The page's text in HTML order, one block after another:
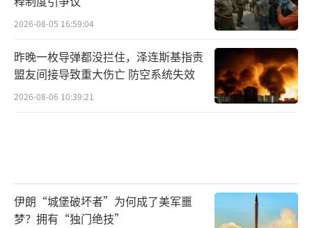
2026-08-05 16:59:04
昨晚一枚导弹都没拦住，泽连斯基指责
盟友间接导致重大伤亡 防空系统失效
2026-08-06 10:39:21
伊朗“城堡破坏者”为何成了美军噩
梦？拥有“独门绝技”